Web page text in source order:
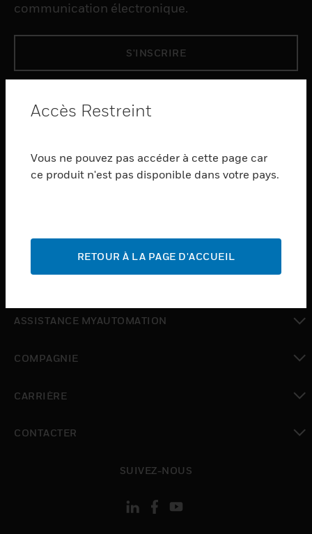
communication électronique.
S'INSCRIRE
toggle view
SERVICES
toggle view
toggle view
toggle view
ASSISTANCE MYAUTOMATION
COMPAGNIE
CARRIÈRE
CONTACTER
SUIVEZ-NOUS
Accès Restreint
Vous ne pouvez pas accéder à cette page car
ce produit n'est pas disponible dans votre pays.
RETOUR À LA PAGE D'ACCUEIL